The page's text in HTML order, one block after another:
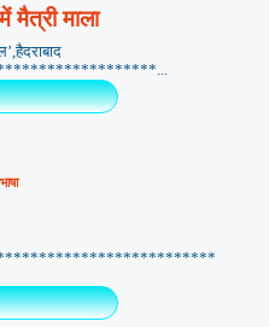
माला